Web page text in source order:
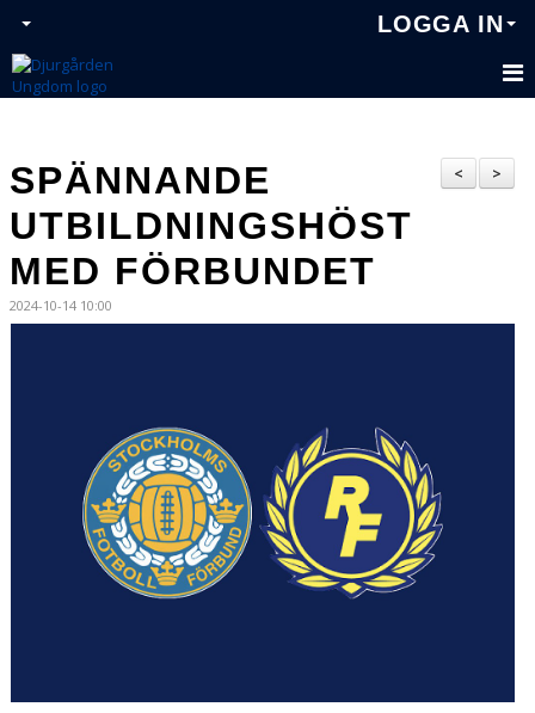
LOGGA IN
>
<
SPÄNNANDE
UTBILDNINGSHÖST
MED FÖRBUNDET
2024-10-14 10:00